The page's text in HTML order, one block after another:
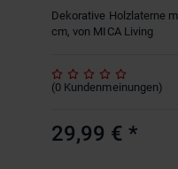
Dekorative Holzlaterne
cm, von MICA Living
(0 Kundenmeinungen)
29,99 € *